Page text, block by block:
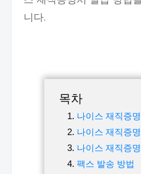
니다.
목차
나이스 재직증
나이스 재직증
나이스 재직증
팩스 발송 방법